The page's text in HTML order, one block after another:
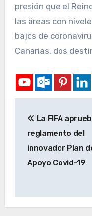
presión que el
las áreas con
bajos de
Canarias, dos
La FIFA
reglamento del
innovador Plan
Apoyo Covid-19